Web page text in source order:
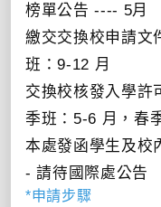
榜單公告 ---- 5月
繳交交換校申請文
班：9-12 月
交換校核發入學
季班：5-6 月，春
本處發函學生及校
- 請待國際處公告
*申請步驟